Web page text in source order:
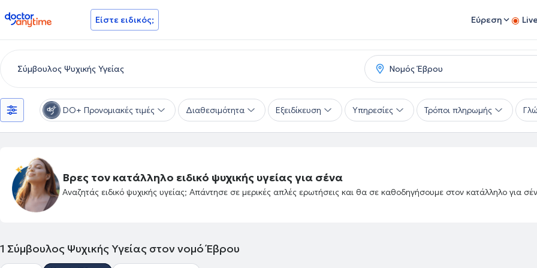
doctoranytime Είστε ειδικός; Εύρεση
DO+ Προνομιακές τιμές Διαθεσιμότητα Εξειδίκευση Υπηρεσίες Τρόποι πληρωμής
Βρες τον κατάλληλο ειδικό ψυχικής υγείας για σένα
Αναζητάς ειδικό ψυχικής υγείας; Απάντησε σε μερικές απλές ερωτήσεις και θα σε καθοδηγήσουμε στον κατάλληλο για
1 Σύμβουλος Ψυχικής Υγείας στον νομό Έβρου